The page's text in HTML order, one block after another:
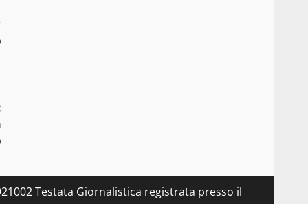
Testata Giornalistica registrata presso il